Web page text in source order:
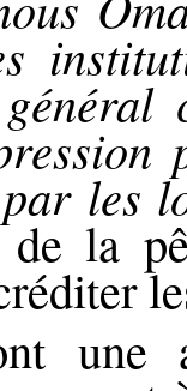
les
de la
une